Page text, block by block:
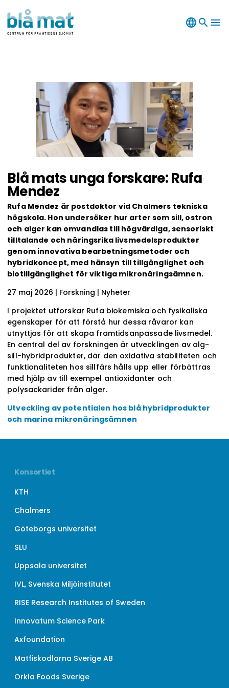
language search menu
Blå mats unga forskare: Rufa
Mendez
Rufa Mendez är postdoktor vid Chalmers tekniska
högskola. Hon undersöker hur arter som sill, ostron
och alger kan omvandlas till högvärdiga, sensoriskt
tilltalande och näringsrika livsmedelsprodukter
genom innovativa bearbetningsmetoder och
hybridkoncept, med hänsyn till tillgänglighet och
biotillgänglighet för viktiga mikronäringsämnen.
27 maj 2026 | Forskning | Nyheter
I projektet utforskar Rufa biokemiska och fysikaliska
egenskaper för att förstå hur dessa råvaror kan
utnyttjas för att skapa framtidsanpassade livsmedel.
En central del av forskningen är utvecklingen av alg-
sill-hybridprodukter, där den oxidativa stabiliteten och
funktionaliteten hos sillfärs hålls upp eller förbättras
med hjälp av till exempel antioxidanter och
polysackarider från alger.
Utveckling av potentialen hos blå hybridprodukter
och marina mikronäringsämnen
Konsortiet
KTH
Chalmers
Göteborgs universitet
SLU
Uppsala universitet
IVL, Svenska Miljöinstitutet
RISE Research Institutes of Sweden
Innovatum Science Park
Axfoundation
Matfiskodlarna Sverige AB
Orkla Foods Sverige